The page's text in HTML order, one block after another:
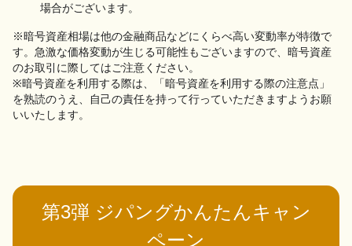
場合がございます。
※暗号資産相場は他の金融商品などにくらべ高い変動率が特徴で
す。急激な価格変動が生じる可能性もございますので、暗号資産
のお取引に際してはご注意ください。
※暗号資産を利用する際は、「暗号資産を利用する際の注意点」
を熟読のうえ、自己の責任を持って行っていただきますようお願
いいたします。
第3弾 ジパングかんたんキャン
ペーン